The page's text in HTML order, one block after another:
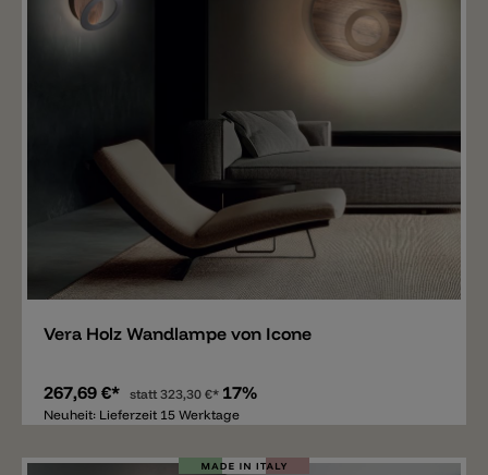
Merken
Vera Holz Wandlampe von Icone
267,69 €* statt323,30 €* 17%
Neuheit: Lieferzeit 15 Werktage